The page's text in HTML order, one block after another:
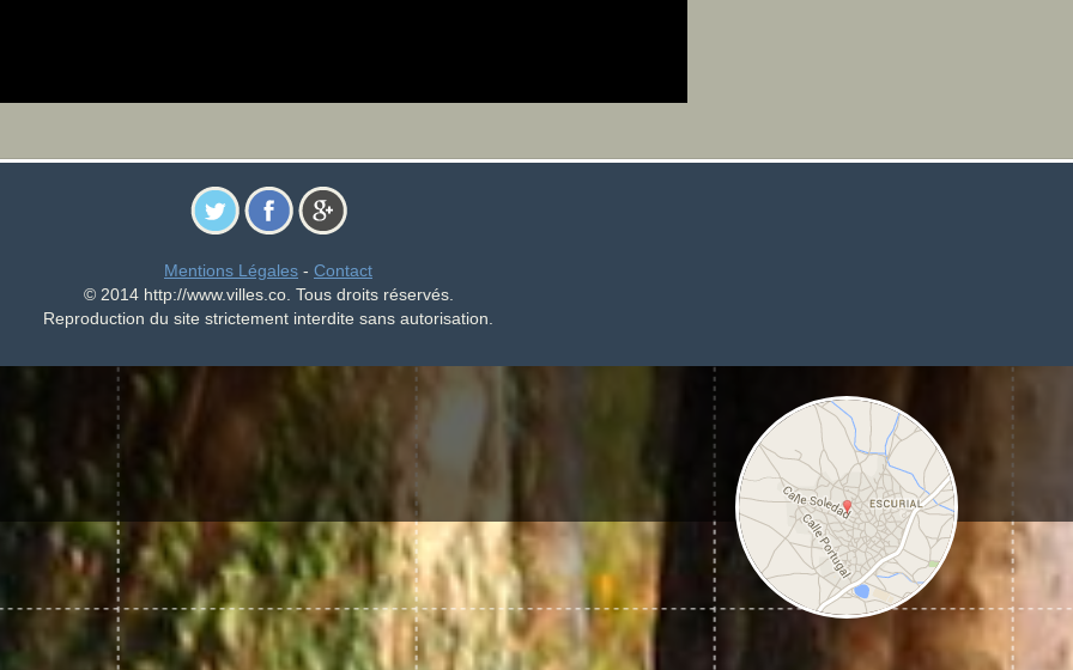
Mentions Légales - Contact
© 2014 http://www.villes.co. Tous droits réservés.
Reproduction du site strictement interdite sans autorisation.